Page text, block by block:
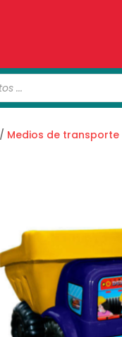
/ Medios de transporte